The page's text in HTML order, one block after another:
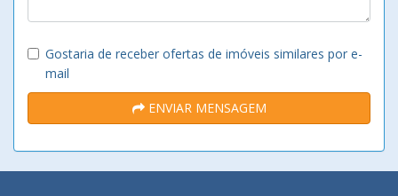
Gostaria de receber ofertas de imóveis similares por e-
mail
ENVIAR MENSAGEM